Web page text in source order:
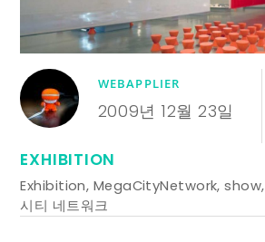
WEBAPPLIER
2009년 12월 23일
EXHIBITION
Exhibition, MegaCityNetwork,show,
시티 네트워크